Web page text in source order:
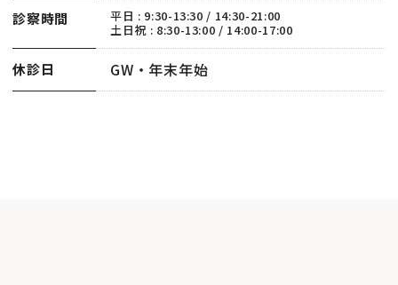
診察時間
平日 : 9:30-13:30 / 14:30-21:00
土日祝 : 8:30-13:00 / 14:00-17:00
休診日 GW・年末年始